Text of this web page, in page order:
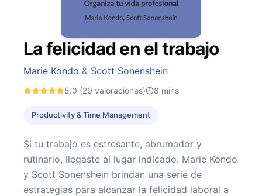
La felicidad en el trabajo
Marie Kondo & Scott Sonenshein
5.0 (29 valoraciones) 8 mins
Productivity & Time Management
Si tu trabajo es estresante, abrumador y
rutinario, llegaste al lugar indicado. Marie Kondo
y Scott Sonenshein brindan una serie de
estrategias para alcanzar la felicidad laboral a